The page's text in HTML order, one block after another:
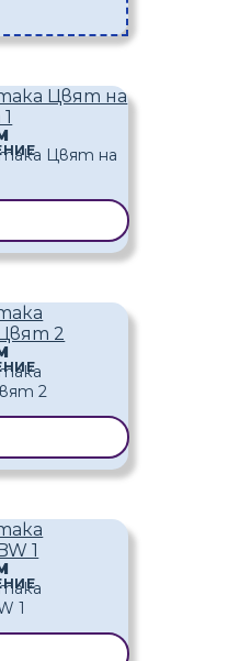
Цвят на
2
1